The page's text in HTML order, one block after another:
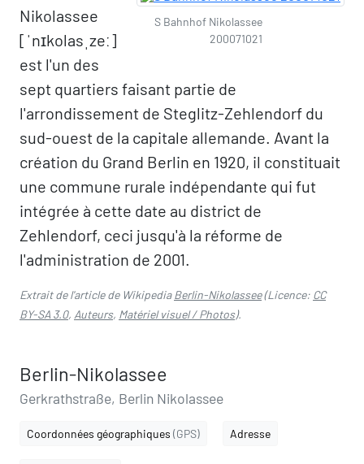
S Bahnhof Nikolassee
200071021
Nikolassee
[ˈnɪkolasˌzeː]
est l'un des
sept quartiers faisant partie de
l'arrondissement de Steglitz-Zehlendorf du
sud-ouest de la capitale allemande. Avant la
création du Grand Berlin en 1920, il constituait
une commune rurale indépendante qui fut
intégrée à cette date au district de
Zehlendorf, ceci jusqu'à la réforme de
l'administration de 2001.
Extrait de l'article de WikipediaBerlin-Nikolassee(Licence: CC
BY-SA 3.0, Auteurs, Matériel visuel / Photos).
Berlin-Nikolassee
Gerkrathstraße, Berlin Nikolassee
Coordonnées géographiques (GPS) Adresse